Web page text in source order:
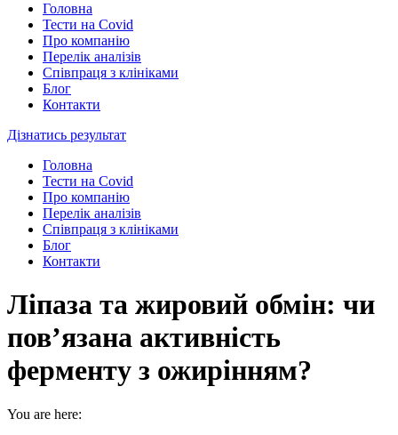
Головна
Тести на Covid
Про компанію
Перелік аналізів
Співпраця з клініками
Блог
Контакти
Дізнатись результат
Головна
Тести на Covid
Про компанію
Перелік аналізів
Співпраця з клініками
Блог
Контакти
Ліпаза та жировий обмін: чи
пов’язана активність
ферменту з ожирінням?
You are here: